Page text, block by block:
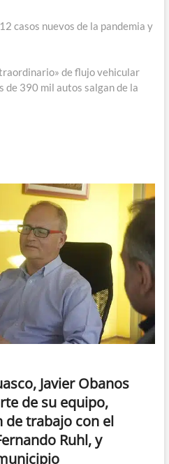
casos nuevos de la pandemia y
de flujo vehicular
de 390 mil autos salgan de la
Javier Obanos
de su equipo,
de trabajo con el
Ruhl, y